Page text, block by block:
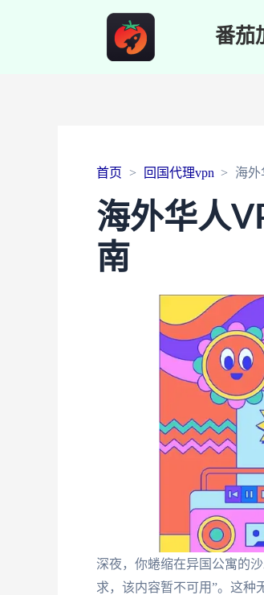
番茄
首页 回国代理vpn 海外
海外华人
南
深夜，你蜷缩在异国公寓的
求，该内容暂不可用”。这种